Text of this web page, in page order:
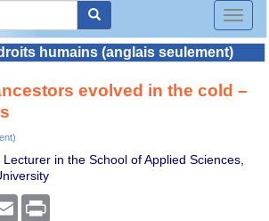
Toggle
humains (anglais seulement)
evolved in the cold –
in the School of Applied Sciences,
Email